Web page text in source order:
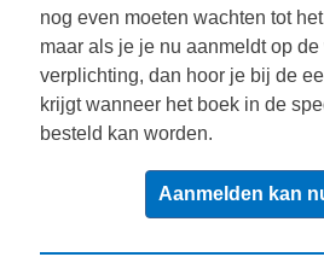
nog even moeten wachten tot
maar als je je nu aanmeldt op
verplichting, dan hoor je bij de
krijgt wanneer het boek in de
besteld kan worden.
Aanmelden kan